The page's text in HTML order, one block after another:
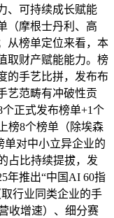
、可持续成长赋能
（摩根士丹利、高
从榜单定位来看，本
取财产赋能能力。榜
的手艺比拼，发布布
艺范畴有冲破性贡
正式发布榜单+1个
榜8个榜单（除埃森
单对中小立异企业的
占比持续提拔，发
年推出“中国AI 60指
行业同类企业的手
收增速）、细分赛